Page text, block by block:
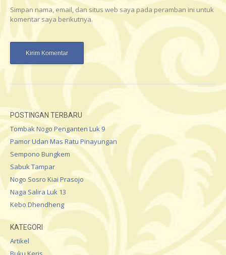
Simpan nama, email, dan situs web saya pada peramban ini untuk
komentar saya berikutnya.
POSTINGAN TERBARU
Tombak Nogo Penganten Luk 9
Pamor Udan Mas Ratu Pinayungan
Sempono Bungkem
Sabuk Tampar
Nogo Sosro Kiai Prasojo
Naga Salira Luk 13
Kebo Dhendheng
KATEGORI
Artikel